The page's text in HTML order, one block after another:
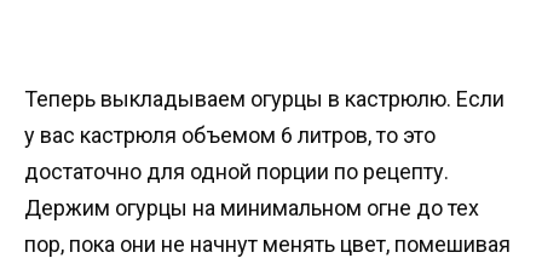
Теперь выкладываем огурцы в кастрюлю. Если
у вас кастрюля объемом 6 литров, то это
достаточно для одной порции по рецепту.
Держим огурцы на минимальном огне до тех
пор, пока они не начнут менять цвет, помешивая